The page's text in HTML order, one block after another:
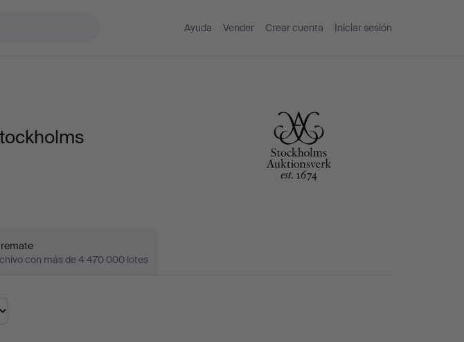
Ayuda Vender Crear cuenta Iniciar sesión
con más de 4 470 000 lotes